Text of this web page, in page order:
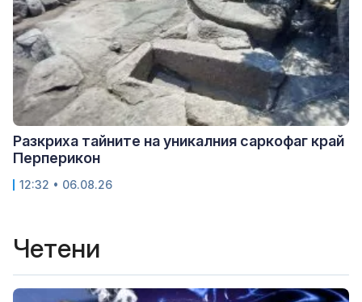
Разкриха тайните на уникалния саркофаг край
Перперикон
12:32 • 06.08.26
Четени